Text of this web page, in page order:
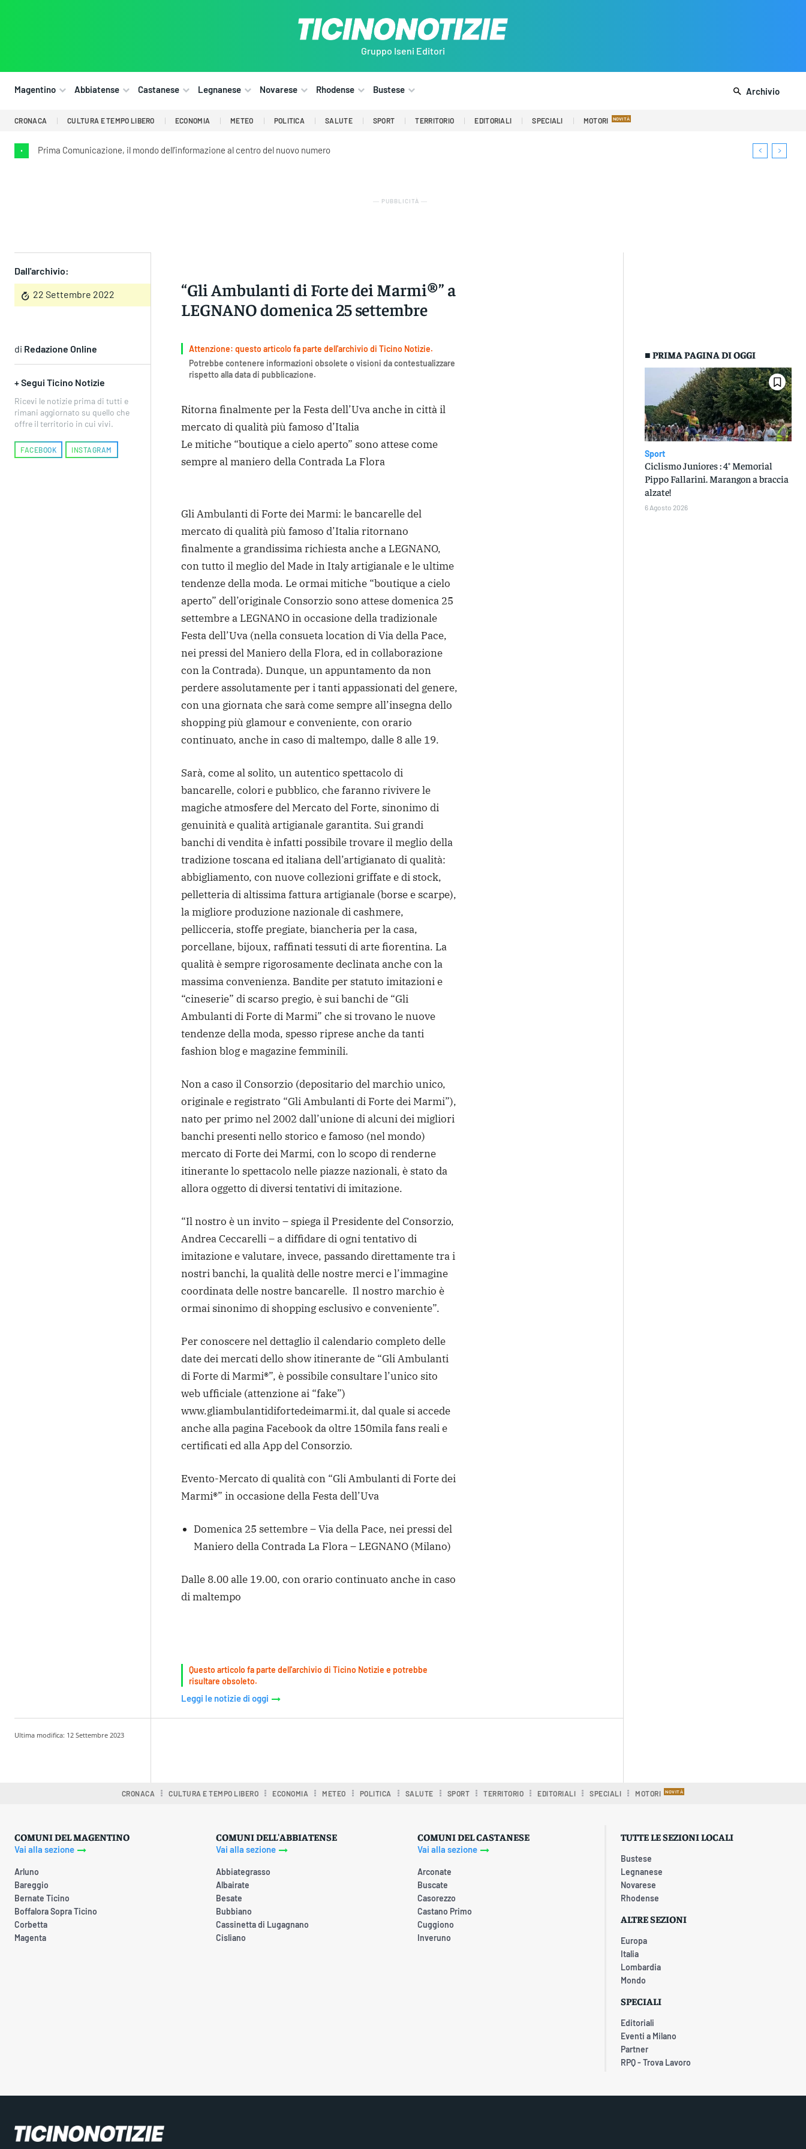
Gruppo Iseni Editori
Magentino Abbiatense Castanese Legnanese Novarese Rhodense Bustese Archivio
CRONACA CULTURA E TEMPO LIBERO ECONOMIA METEO POLITICA SALUTE SPORT TERRITORIO EDITORIALI SPECIALI MOTORI
• Prima Comunicazione, il mondo dell’informazione al centro del nuovo numero
― PUBBLICITÀ ―
Dall'archivio:
22 Settembre 2022
“Gli Ambulanti di Forte dei Marmi®” a
LEGNANO domenica 25 settembre
di Redazione Online
+ Segui Ticino Notizie
Ricevi le notizie prima di tutti e
rimani aggiornato su quello che
offre il territorio in cui vivi.
FACEBOOK INSTAGRAM
Attenzione: questo articolo fa parte dell'archivio di Ticino Notizie.
Potrebbe contenere informazioni obsolete o visioni da contestualizzare
rispetto alla data di pubblicazione.
Ritorna finalmente per la Festa dell’Uva anche in città il
mercato di qualità più famoso d’Italia
Le mitiche “boutique a cielo aperto” sono attese come
sempre al maniero della Contrada La Flora
Gli Ambulanti di Forte dei Marmi: le bancarelle del
mercato di qualità più famoso d’Italia ritornano
finalmente a grandissima richiesta anche a LEGNANO,
con tutto il meglio del Made in Italy artigianale e le ultime
tendenze della moda. Le ormai mitiche “boutique a cielo
aperto” dell’originale Consorzio sono attese domenica 25
settembre a LEGNANO in occasione della tradizionale
Festa dell’Uva (nella consueta location di Via della Pace,
nei pressi del Maniero della Flora, ed in collaborazione
con la Contrada). Dunque, un appuntamento da non
perdere assolutamente per i tanti appassionati del genere,
con una giornata che sarà come sempre all’insegna dello
shopping più glamour e conveniente, con orario
continuato, anche in caso di maltempo, dalle 8 alle 19.
Sarà, come al solito, un autentico spettacolo di
bancarelle, colori e pubblico, che faranno rivivere le
magiche atmosfere del Mercato del Forte, sinonimo di
genuinità e qualità artigianale garantita. Sui grandi
banchi di vendita è infatti possibile trovare il meglio della
tradizione toscana ed italiana dell’artigianato di qualità:
abbigliamento, con nuove collezioni griffate e di stock,
pelletteria di altissima fattura artigianale (borse e scarpe),
la migliore produzione nazionale di cashmere,
pellicceria, stoffe pregiate, biancheria per la casa,
porcellane, bijoux, raffinati tessuti di arte fiorentina. La
qualità è sempre rigorosamente declinata anche con la
massima convenienza. Bandite per statuto imitazioni e
“cineserie” di scarso pregio, è sui banchi de “Gli
Ambulanti di Forte di Marmi” che si trovano le nuove
tendenze della moda, spesso riprese anche da tanti
fashion blog e magazine femminili.
Non a caso il Consorzio (depositario del marchio unico,
originale e registrato “Gli Ambulanti di Forte dei Marmi”),
nato per primo nel 2002 dall’unione di alcuni dei migliori
banchi presenti nello storico e famoso (nel mondo)
mercato di Forte dei Marmi, con lo scopo di renderne
itinerante lo spettacolo nelle piazze nazionali, è stato da
allora oggetto di diversi tentativi di imitazione.
“Il nostro è un invito – spiega il Presidente del Consorzio,
Andrea Ceccarelli – a diffidare di ogni tentativo di
imitazione e valutare, invece, passando direttamente tra i
nostri banchi, la qualità delle nostre merci e l’immagine
coordinata delle nostre bancarelle. Il nostro marchio è
ormai sinonimo di shopping esclusivo e conveniente”.
Per conoscere nel dettaglio il calendario completo delle
date dei mercati dello show itinerante de “Gli Ambulanti
di Forte di Marmi®”, è possibile consultare l’unico sito
web ufficiale (attenzione ai “fake”)
www.gliambulantidifortedeimarmi.it, dal quale si accede
anche alla pagina Facebook da oltre 150mila fans reali e
certificati ed alla App del Consorzio.
Evento-Mercato di qualità con “Gli Ambulanti di Forte dei
Marmi®” in occasione della Festa dell’Uva
Domenica 25 settembre – Via della Pace, nei pressi del
Maniero della Contrada La Flora – LEGNANO (Milano)
Dalle 8.00 alle 19.00, con orario continuato anche in caso
di maltempo
Questo articolo fa parte dell'archivio di Ticino Notizie e potrebbe
risultare obsoleto.
Leggi le notizie di oggi
■ PRIMA PAGINA DI OGGI
Sport
Ciclismo Juniores : 4° Memorial
Pippo Fallarini. Marangon a braccia
alzate!
6 Agosto 2026
Ultima modifica: 12 Settembre 2023
CRONACA CULTURA E TEMPO LIBERO ECONOMIA METEO POLITICA SALUTE SPORT TERRITORIO EDITORIALI SPECIALI MOTORI
COMUNI DEL MAGENTINO
Vai alla sezione
Arluno
Bareggio
Bernate Ticino
Boffalora Sopra Ticino
Corbetta
Magenta
COMUNI DELL'ABBIATENSE
Vai alla sezione
Abbiategrasso
Albairate
Besate
Bubbiano
Cassinetta di Lugagnano
Cisliano
COMUNI DEL CASTANESE
Vai alla sezione
Arconate
Buscate
Casorezzo
Castano Primo
Cuggiono
Inveruno
TUTTE LE SEZIONI LOCALI
Bustese
Legnanese
Novarese
Rhodense
ALTRE SEZIONI
Europa
Italia
Lombardia
Mondo
SPECIALI
Editoriali
Eventi a Milano
Partner
RPQ - Trova Lavoro